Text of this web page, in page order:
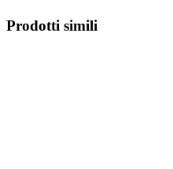
Prodotti simili